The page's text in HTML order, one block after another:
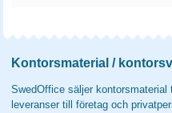
Kontorsmaterial /
SwedOffice säljer
leveranser till företag och